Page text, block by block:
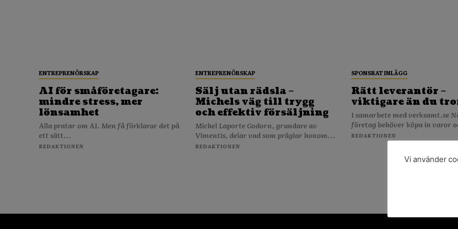
ENTREPRENÖRSKAP
AI för småföretagare:
mindre stress, mer
lönsamhet
Alla pratar om AI. Men få förklarar det på
ett sätt...
REDAKTIONEN
ENTREPRENÖRSKAP
Sälj utan rädsla –
Michels väg till trygg
och effektiv försäljning
Michel Laporte Godorn, grundare av
Vimentis, delar vad som präglar honom...
REDAKTIONEN
SPONSRAT INLÄGG
Rätt leverantör –
viktigare än du
I samarbete med verksamt.se När ditt
företag behöver köpa in varor
REDAKTIONEN
Vi använder